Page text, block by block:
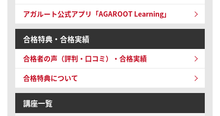
アガルート公式アプリ「AGAROOT Learning」
合格特典・合格実績
合格者の声（評判・口コミ）・合格実績
合格特典について
講座一覧